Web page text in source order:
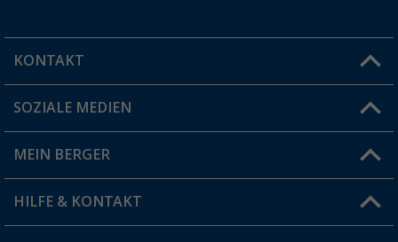
KONTAKT
Du hast eine Frage?
Filiale finden
SOZIALE MEDIEN
MEIN BERGER
Vorteilskarte
HILFE & KONTAKT